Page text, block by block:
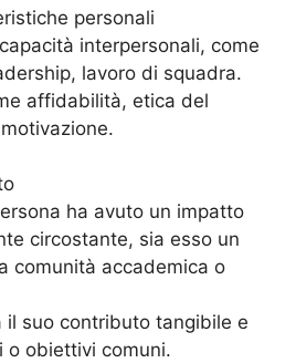
personali
interpersonali, come
lavoro di squadra.
affidabilità, etica del
ha avuto un impatto
circostante, sia esso un
comunità accademica o
il suo contributo tangibile e
o obiettivi comuni.